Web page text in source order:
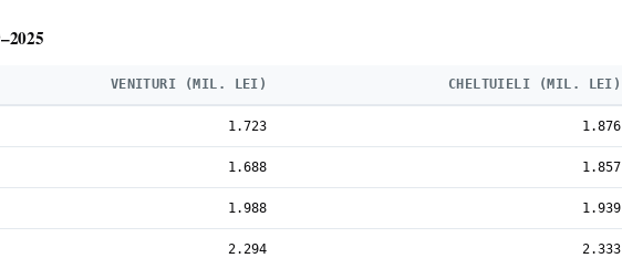
VENITURI (MIL. LEI) CHELTUIELI (MIL. LEI)
1.723 1.876
1.688 1.857
1.988 1.939
2.294 2.333